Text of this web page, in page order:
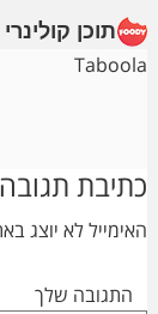
תוכן
Taboola
Reader
כתיבת תגובה
האימייל לא יוצג
התגובה שלך